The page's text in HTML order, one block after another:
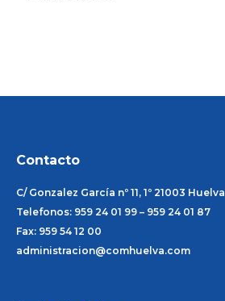
Contacto
C/ Gonzalez García nº 11, 1º 21003 Huelva
Telefonos: 959 24 01 99 – 959 24 01 87
Fax: 959 54 12 00
administracion@comhuelva.com